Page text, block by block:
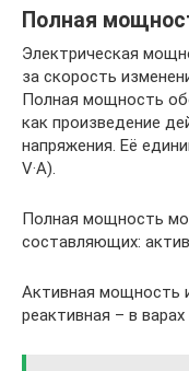
Полная
Электрическая
за скорость
Полная мощность
как произведение
напряжения. Её
V·A).
Полная мощность
составляющих:
Активная мощность
реактивная – в варах